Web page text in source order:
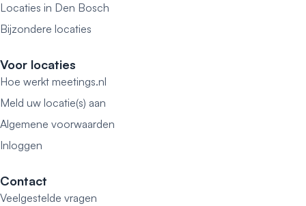
Locaties in Den Bosch
Bijzondere locaties
Voor locaties
Hoe werkt meetings.nl
Meld uw locatie(s) aan
Algemene voorwaarden
Inloggen
Contact
Veelgestelde vragen